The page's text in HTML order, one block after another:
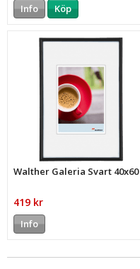
Info Köp
Walther Galeria Svart 40x60
419 kr
Info